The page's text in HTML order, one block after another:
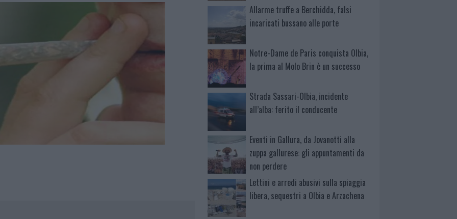
Allarme truffe a Berchidda, falsi
incaricati bussano alle porte
Notre-Dame de Paris conquista Olbia,
la prima al Molo Brin è un successo
Strada Sassari-Olbia, incidente
all’alba: ferito il conducente
Eventi in Gallura, da Jovanotti alla
zuppa gallurese: gli appuntamenti da
non perdere
Lettini e arredi abusivi sulla spiaggia
libera, sequestri a Olbia e Arzachena